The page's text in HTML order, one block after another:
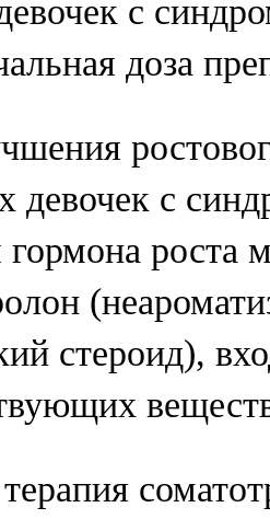
с
доза
девочек с
роста
стероид),